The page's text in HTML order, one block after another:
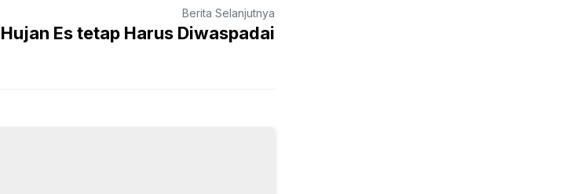
Berita Selanjutnya
Hujan Es tetap Harus Diwaspadai